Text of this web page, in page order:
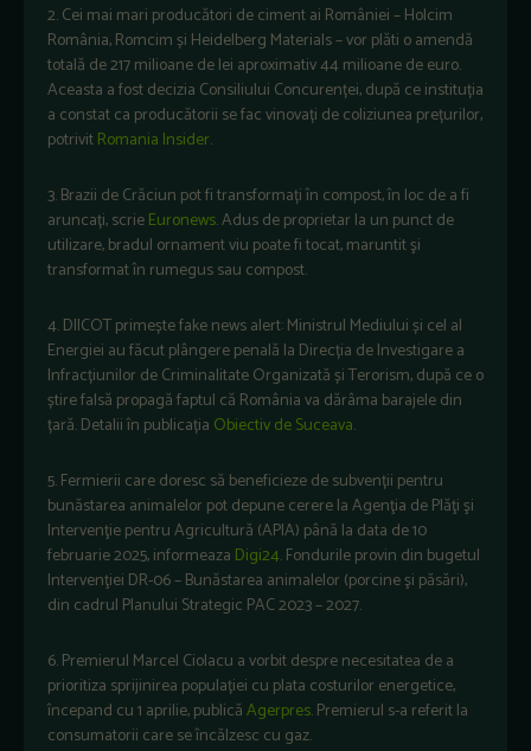
2. Cei mai mari producători de ciment ai României –Holcim
România, Romcim și Heidelberg Materials – vor plăti o amendă
totală de 217 milioane de lei aproximativ 44 milioane de euro.
Aceasta a fost decizia Consiliului Concurenței, după ce instituția
a constat ca producătorii se fac vinovați de coliziunea prețurilor,
potrivitRomania Insider.
3. Brazii de Crăciun pot fi transformați în compost, în loc de a fi
aruncați, scrieEuronews. Adus de proprietar la un punct de
utilizare, bradul ornament viu poate fi tocat, maruntit şi
transformat în rumegus sau compost.
4. DIICOT primește fake news alert: Ministrul Mediului și cel al
Energiei au făcut plângere penală la Direcția de Investigare a
Infracțiunilor de Criminalitate Organizată și Terorism, după ce o
știre falsă propagă faptul că România va dărâma barajele din
țară. Detalii în publicația Obiectiv de Suceava.
5. Fermierii care doresc să beneficieze de subvenții pentru
bunăstarea animalelor pot depune cerere la Agenţia de Plăţi şi
Intervenţie pentru Agricultură (APIA) până la data de 10
februarie 2025, informeaza Digi24.Fondurile provin din bugetul
Intervenţiei DR-06 – Bunăstarea animalelor (porcine şi păsări),
din cadrul Planului Strategic PAC 2023 – 2027.
6. Premierul Marcel Ciolacu a vorbit despre necesitatea de a
prioritiza sprijinirea populației cu plata costurilor energetice,
începand cu 1 aprilie, publicăAgerpres.Premierul s-a referit la
consumatorii care se încălzesc cu gaz.